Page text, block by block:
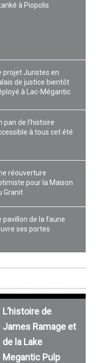
à Piopolis
projet Juristes en
de justice bientôt
à Lac-Mégantic
pan de l’histoire
à tous cet été
réouverture
pour la Maison
Granit
pavillon de la faune
ses portes
L’histoire de
James Ramage et
de la Lake
Megantic Pulp